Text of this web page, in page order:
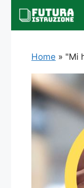
contenuto
Home » "Mi